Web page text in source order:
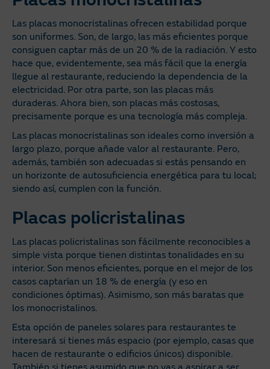
Las placas monocristalinas ofrecen estabilidad porque
son uniformes. Son, de largo, las más eficientes porque
consiguen captar más de un 20 % de la radiación. Y esto
hace que, evidentemente, sea más fácil que la energía
llegue al restaurante, reduciendo la dependencia de la
electricidad. Por otra parte, son las placas más
duraderas. Ahora bien, son placas más costosas,
precisamente porque es una tecnología más compleja.
Las placas monocristalinas son ideales como inversión a
largo plazo, porque añade valor al restaurante. Pero,
además, también son adecuadas si estás pensando en
un horizonte de autosuficiencia energética para tu local;
siendo así, cumplen con la función.
Placas policristalinas
Las placas policristalinas son fácilmente reconocibles a
simple vista porque tienen distintas tonalidades en su
interior. Son menos eficientes, porque en el mejor de los
casos captarían un 18 % de energía (y eso en
condiciones óptimas). Asimismo, son más baratas que
los monocristalinos.
Esta opción de paneles solares para restaurantes te
interesará si tienes más espacio (por ejemplo, casas que
hacen de restaurante o edificios únicos) disponible.